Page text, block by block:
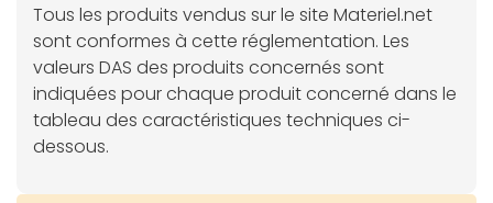
Tous les produits vendus sur le site Materiel.net
sont conformes à cette réglementation. Les
valeurs DAS des produits concernés sont
indiquées pour chaque produit concerné dans le
tableau des caractéristiques techniques ci-
dessous.